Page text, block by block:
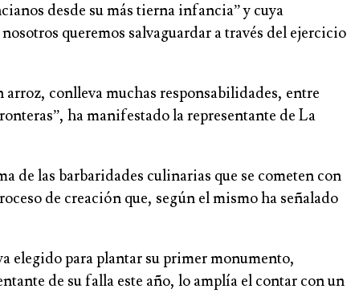
desde su más tierna infancia” y cuya
queremos salvaguardar a través del ejercicio
arroz, conlleva muchas responsabilidades, entre
ha manifestado la representante de La
de las barbaridades culinarias que se cometen con
de creación que, según el mismo ha señalado
elegido para plantar su primer monumento,
de su falla este año, lo amplía el contar con un